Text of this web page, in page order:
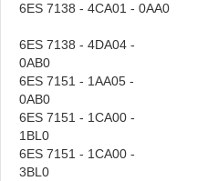
6ES 7138 -
6ES 7138 - 4DA04 -
6ES 7151 - 1AA05 -
6ES 7151 - 1CA00 -
6ES 7151 - 1CA00 -